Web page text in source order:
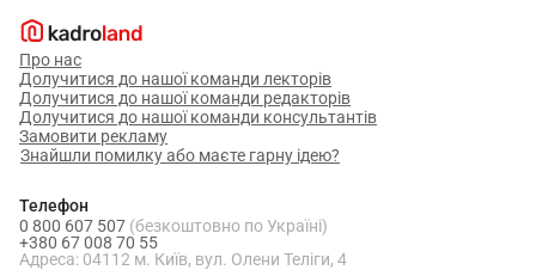
Про нас
Долучитися до нашої команди лекторів
Долучитися до нашої команди редакторів
Долучитися до нашої команди консультантів
Замовити рекламу
Знайшли помилку або маєте гарну ідею?
Телефон
0 800 607 507 (безкоштовно по Україні)
+380 67 008 70 55
Адреса: 04112 м. Київ, вул. Олени Теліги, 4